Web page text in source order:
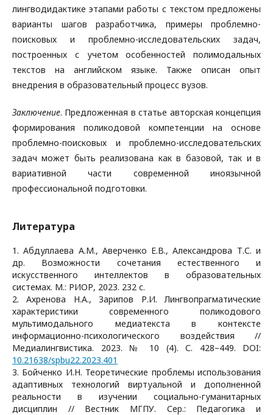
лингводидактике этапами работы с текстом предложены
варианты шагов разработчика, примеры проблемно-
поисковых и проблемно-исследовательских задач,
построенных с учетом особенностей полимодальных
текстов на английском языке. Также описан опыт
внедрения в образовательный процесс вузов.
Заключение. Предложенная в статье авторская концепция
формирования поликодовой компетенции на основе
проблемно-поисковых и проблемно-исследовательских
задач может быть реализована как в базовой, так и в
вариативной части современной иноязычной
профессиональной подготовки.
Литература
1. Абдуллаева А.М., Аверченко Е.В., Александрова Т.С. и
др. Возможности сочетания естественного и
искусственного интеллектов в образовательных
системах. М.: РИОР, 2023. 232 с.
2. Ахренова Н.А., Зарипов Р.И. Лингвопрагматические
характеристики современного поликодового
мультимодального медиатекста в контексте
информационно-психологического воздействия //
Медиалингвистика. 2023. № 10 (4). С. 428–449. DOI:
10.21638/spbu22.2023.401
3. Бойченко И.Н. Теоретические проблемы использования
адаптивных технологий виртуальной и дополненной
реальности в изучении социально-гуманитарных
дисциплин // Вестник МГПУ. Сер.: Педагогика и